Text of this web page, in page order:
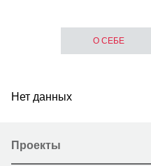
О СЕБЕ
Нет данных
Проекты